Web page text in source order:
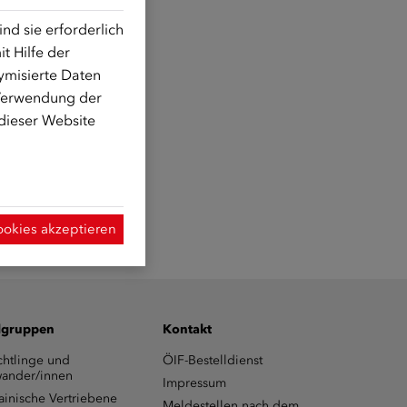
und
innen
Vertriebene
Kontakt
ÖIF-Bestelldienst
Impressum
sie erforderlich
Hilfe der
Daten
der
Website
akzeptieren